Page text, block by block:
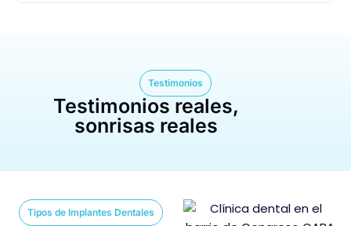
Testimonios
Testimonios reales,
sonrisas reales
Tipos de Implantes Dentales